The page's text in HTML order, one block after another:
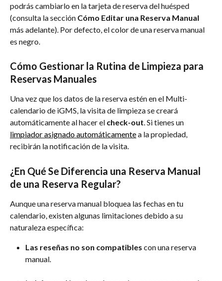
podrás cambiarlo en la tarjeta de reserva del huésped
(consulta la sección Cómo Editar una Reserva Manual
más adelante). Por defecto, el color de una reserva manual
es negro.
Cómo Gestionar la Rutina de Limpieza para
Reservas Manuales
Una vez que los datos de la reserva estén en el Multi-
calendario de iGMS, la visita de limpieza se creará
automáticamente al hacer el check-out. Si tienes un
limpiador asignado automáticamente a la propiedad,
recibirán la notificación de la visita.
¿En Qué Se Diferencia una Reserva Manual
de una Reserva Regular?
Aunque una reserva manual bloquea las fechas en tu
calendario, existen algunas limitaciones debido a su
naturaleza específica:
Las reseñas no son compatibles con una reserva
manual.